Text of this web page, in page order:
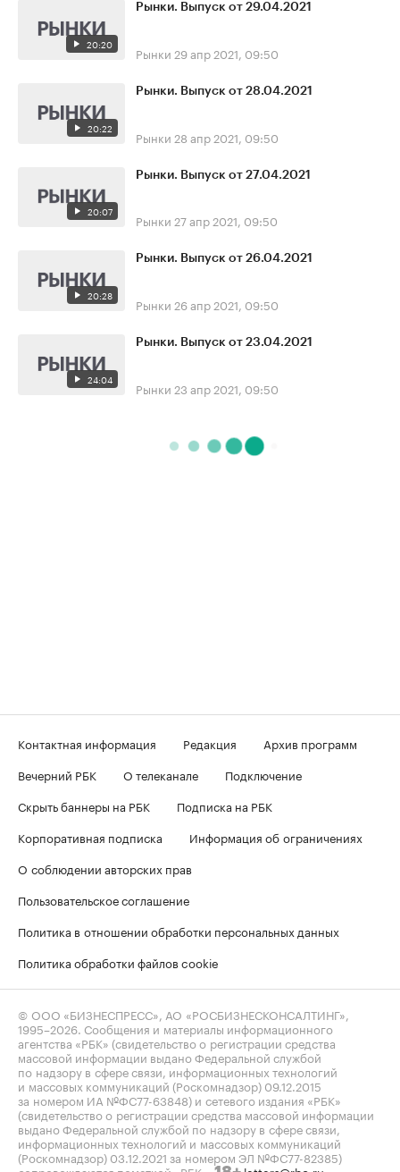
20:20
Рынки. Выпуск от 29.04.2021
Рынки 29 апр 2021, 09:50
20:22
Рынки. Выпуск от 28.04.2021
Рынки 28 апр 2021, 09:50
20:07
Рынки. Выпуск от 27.04.2021
Рынки 27 апр 2021, 09:50
20:28
Рынки. Выпуск от 26.04.2021
Рынки 26 апр 2021, 09:50
24:04
Рынки. Выпуск от 23.04.2021
Рынки 23 апр 2021, 09:50
Контактная информация Редакция
Архив программ
Вечерний РБК
О телеканале
Подключение
Скрыть баннеры на РБК
Подписка на РБК
Корпоративная подписка
Информация об ограничениях
О соблюдении авторских прав
Пользовательское соглашение
Политика в отношении обработки персональных данных
Политика обработки файлов cookie
© ООО «БИЗНЕСПРЕСС», АО «РОСБИЗНЕСКОНСАЛТИНГ»,
1995–2026 . Сообщения и материалы информационного
агентства «РБК» (свидетельство о регистрации средства
массовой информации выдано Федеральной службой
по надзору в сфере связи, информационных технологий
и массовых коммуникаций (Роскомнадзор) 09.12.2015
за номером ИА №ФС77-63848) и сетевого издания «РБК»
(свидетельство о регистрации средства массовой информации
выдано Федеральной службой по надзору в сфере связи,
информационных технологий и массовых коммуникаций
(Роскомнадзор) 03.12.2021 за номером ЭЛ №ФС77-82385)